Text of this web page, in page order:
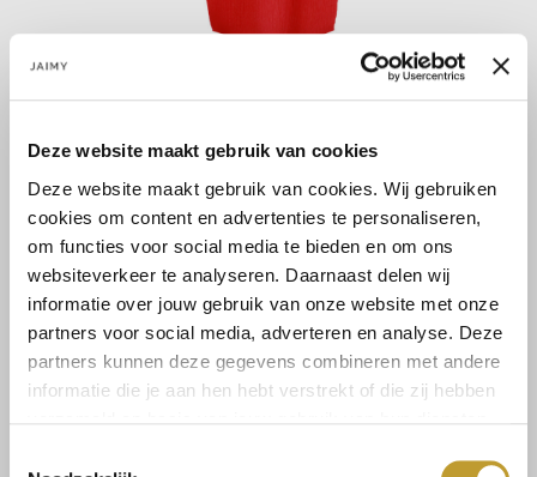
Deze website maakt gebruik van cookies
Deze website maakt gebruik van cookies. Wij gebruiken
cookies om content en advertenties te personaliseren,
om functies voor social media te bieden en om ons
websiteverkeer te analyseren. Daarnaast delen wij
informatie over jouw gebruik van onze website met onze
partners voor social media, adverteren en analyse. Deze
partners kunnen deze gegevens combineren met andere
informatie die je aan hen hebt verstrekt of die zij hebben
COMFY & CUTE! De Brooklynn jurk is gemaakt van een heerlijke
in de taille en de splitjes aan de onderkant maken hem
fashionable.
Lees meer
Maat: